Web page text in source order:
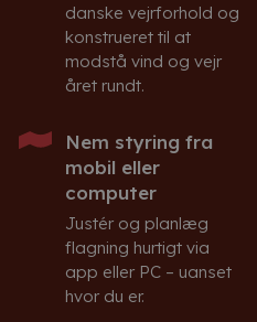
danske vejrforhold og
konstrueret til at
modstå vind og vejr
året rundt.
Nem styring fra
mobil eller
computer
Justér og planlæg
flagning hurtigt via
app eller PC – uanset
hvor du er.